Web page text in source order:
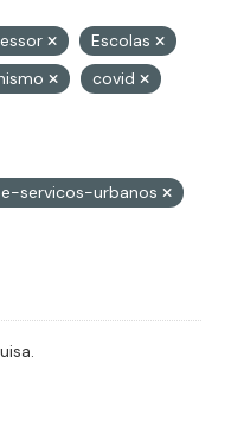
Escolas
covid
servicos-urbanos